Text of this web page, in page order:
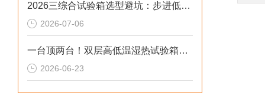
2026三综合试验箱选型避坑：步进低配设备风险解析
2026-07-06
一台顶两台！双层高低温湿热试验箱实测
2026-06-23